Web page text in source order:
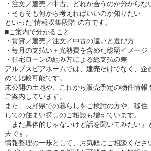
・注文／建売／中古、どれが合うのか分からな
・そもそも何から考えればいいのか知りたい
といった“情報収集段階”の方です。
■ご案内で分かること
・賃貸／建売／注文／中古の違いと選び方
・毎月の支払い＋光熱費を含めた総額イメージ
・住宅ローンの組み方による総支払の差
アルプスピアホームでは、建売だけでなく、企
めて比較可能です。
未公開の土地や、これから販売予定の物件情報
ご案内しています。
また、長野県での暮らしをご検討の方や、移住
しての住まい探しのご相談も増えています。
「まだ具体的じゃないけど話を聞いてみたい」
夫です。
情報整理の一歩として、お気軽にご相談くださ